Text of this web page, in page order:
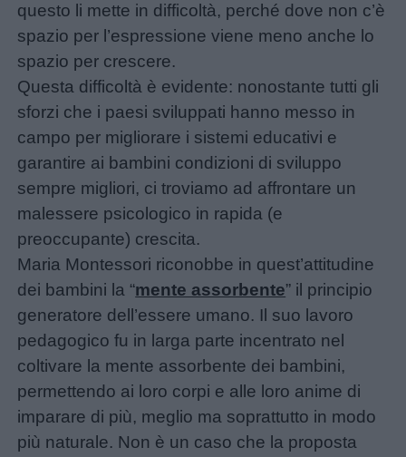
Feste
e
giornate
Filastrocche
Giochi
Lavoretti
Nomi
maschili
Nomi
femminili
Frasi
questo li mette in difficoltà, perché dove non c’è
spazio per l’espressione viene meno anche lo
spazio per crescere.
Questa difficoltà è evidente: nonostante tutti gli
sforzi che i paesi sviluppati hanno messo in
campo per migliorare i sistemi educativi e
garantire ai bambini condizioni di sviluppo
sempre migliori, ci troviamo ad affrontare un
malessere psicologico in rapida (e
preoccupante) crescita.
Maria Montessori riconobbe in quest’attitudine
dei bambini la “mente assorbente” il principio
generatore dell’essere umano. Il suo lavoro
pedagogico fu in larga parte incentrato nel
coltivare la mente assorbente dei bambini,
permettendo ai loro corpi e alle loro anime di
imparare di più, meglio ma soprattutto in modo
più naturale. Non è un caso che la proposta